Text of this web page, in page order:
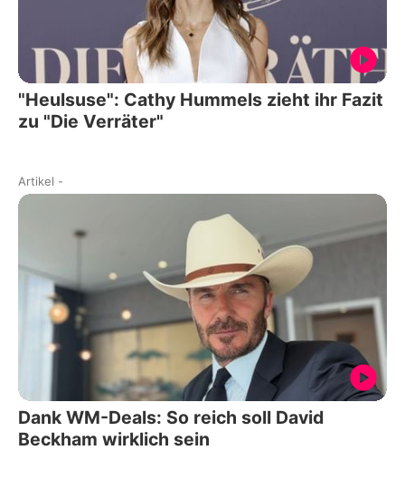
"Heulsuse": Cathy Hummels zieht ihr Fazit
zu "Die Verräter"
Artikel -
Dank WM-Deals: So reich soll David
Beckham wirklich sein